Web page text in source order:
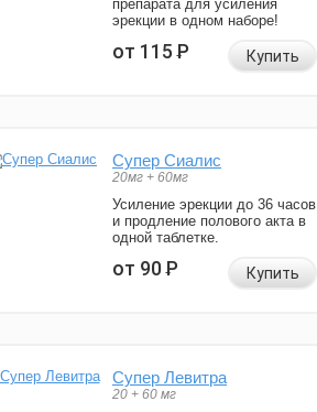
препарата для усиления
эрекции в одном наборе!
от 115Р Купить
Супер Сиалис
20мг + 60мг
Усиление эрекции до 36 часов
и продление полового акта в
одной таблетке.
от 90Р Купить
Супер Левитра
20 + 60 мг